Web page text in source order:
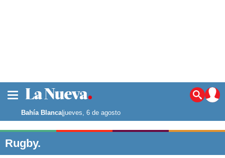
Noticias
La ciudad
Punta Alta
Bahía Blanca|jueves, 6 de agosto
Rugby.